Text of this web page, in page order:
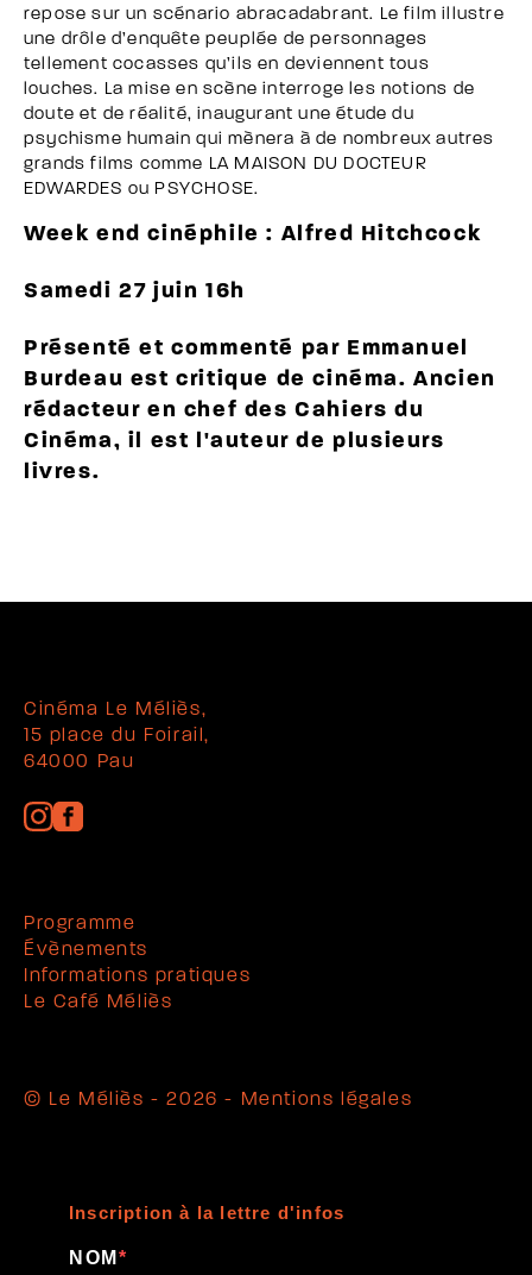
repose sur un scénario abracadabrant. Le film illustre
une drôle d’enquête peuplée de personnages
tellement cocasses qu’ils en deviennent tous
louches. La mise en scène interroge les notions de
doute et de réalité, inaugurant une étude du
psychisme humain qui mènera à de nombreux autres
grands films comme LA MAISON DU DOCTEUR
EDWARDES ou PSYCHOSE.
Week end cinéphile : Alfred Hitchcock
Samedi 27 juin 16h
Présenté et commenté par Emmanuel
Burdeau est critique de cinéma. Ancien
rédacteur en chef des Cahiers du
Cinéma, il est l'auteur de plusieurs
livres.
Cinéma Le Méliès,
15 place du Foirail,
64000 Pau
Programme
Évènements
Informations pratiques
Le Café Méliès
© Le Méliès - 2026 - Mentions légales
Inscription à la lettre d'infos
NOM